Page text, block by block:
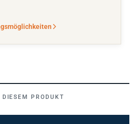
DIESEM PRODUKT